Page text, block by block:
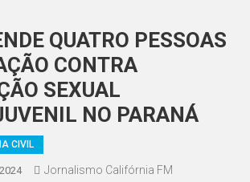
QUATRO PESSOAS
CONTRA
SEXUAL
NO PARANÁ
CIVIL
Jornalismo Califórnia FM